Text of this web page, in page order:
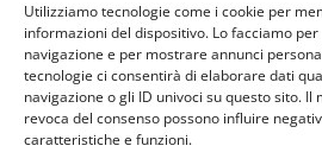
Utilizziamo tecnologie come i cookie per
informazioni del dispositivo. Lo facciamo
navigazione e per mostrare annunci
tecnologie ci consentirà di elaborare dati
navigazione o gli ID univoci su questo sito. Il
revoca del consenso possono influire
caratteristiche e funzioni.